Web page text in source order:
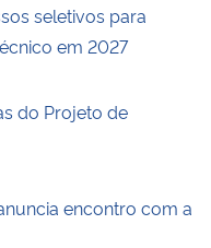
seletivos para
em 2027
do Projeto de
encontro com a